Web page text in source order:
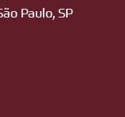
Paulo, SP